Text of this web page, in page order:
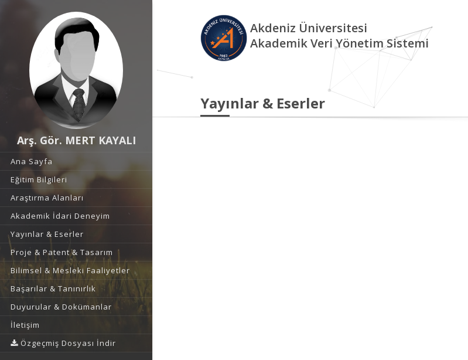
Arş. Gör. MERT KAYALI
Ana Sayfa
Eğitim Bilgileri
Araştırma Alanları
Akademik İdari Deneyim
Yayınlar & Eserler
Proje & Patent & Tasarım
Bilimsel & Mesleki Faaliyetler
Başarılar & Tanınırlık
Duyurular & Dokümanlar
İletişim
Özgeçmiş Dosyası İndir
Akdeniz Üniversitesi
Akademik Veri Yönetim Sistemi
Yayınlar & Eserler